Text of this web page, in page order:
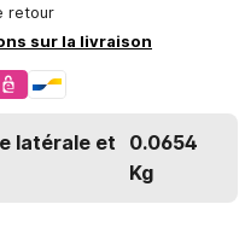
retour
sur la livraison
latérale et
0.0654
Kg